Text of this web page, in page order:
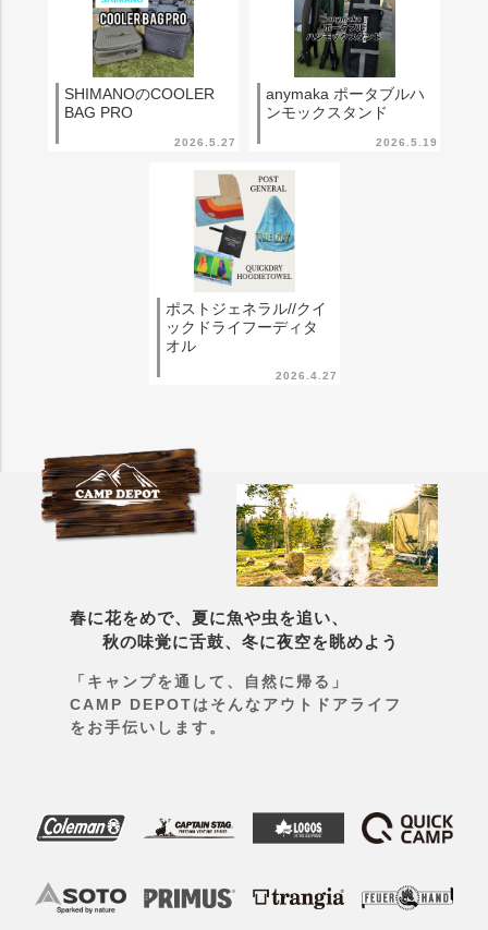
2026.5.27
SHIMANOのCOOLER
BAG PRO
2026.5.19
anymaka ポータブルハ
ンモックスタンド
2026.4.27
ポストジェネラル//クイ
ックドライフーディタ
オル
春に花をめで、夏に魚や虫を追い、
秋の味覚に舌鼓、冬に夜空を眺めよう
「キャンプを通して、自然に帰る」
CAMP DEPOTはそんなアウトドアライフ
をお手伝いします。